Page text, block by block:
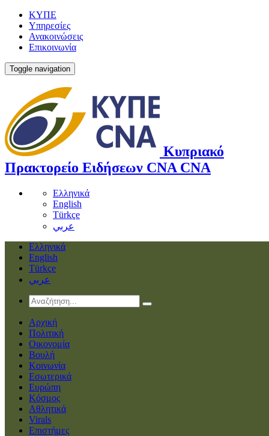
ΚΥΠΕ
Υπηρεσίες
Ανακοινώσεις
Επικοινωνία
Toggle navigation
Κυπριακό
Πρακτορείο Ειδήσεων CNA CNA
Ελληνικά
English
Türkçe
عربي
Ελληνικά
English
Türkçe
عربي
Αρχική
Πολιτική
Οικονομία
Βουλή
Κοινωνία
Εσωτερικά
Ευρώπη
Κόσμος
Αθλητικά
Virals
Επιστήμες